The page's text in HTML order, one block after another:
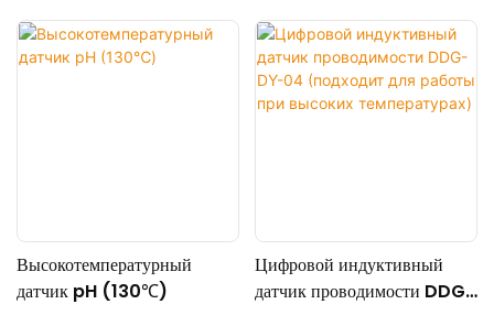
Высокотемпературный
датчик pH (130℃)
Цифровой индуктивный
датчик проводимости DDG-